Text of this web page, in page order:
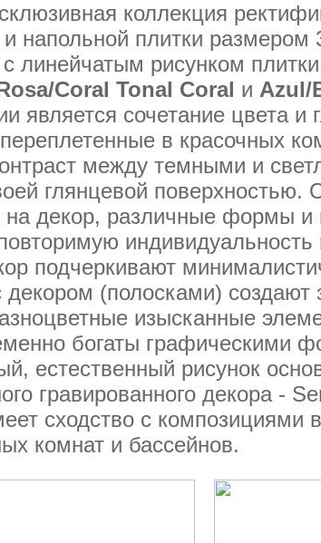
коллекция
напольной плитки
линейчатым рисунком
Coral Tonal Coral и Azul/
является сочетание цвета и
в красочных
между темными и
глянцевой поверхностью.
декор, различные формы и
подчеркивают
декором (полосками)
изысканные
богаты графическими
естественный рисунок
гравированного декора -
сходство с композициями
комнат и бассейнов.